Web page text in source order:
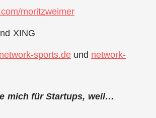
moritzweimer
XING
network-sports.deund network-
mich für Startups, weil…